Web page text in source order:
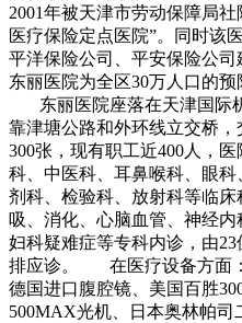
2001年被天津市劳动保障局
医疗保险定点医院”。同时该
平洋保险公司、平安保险公司
东丽医院为全区30万人口的预
东丽医院座落在天津国际
靠津塘公路和外环线立交桥
300张，现有职工近400人，
科、中医科、耳鼻喉科、眼
剂科、检验科、放射科等临
吸、消化、心脑血管、神经内
妇科疑难症等专科内诊，由
排应诊。 在医疗设备方面：
德国进口腹腔镜、美国百胜
500MAX光机、日本奥林帕